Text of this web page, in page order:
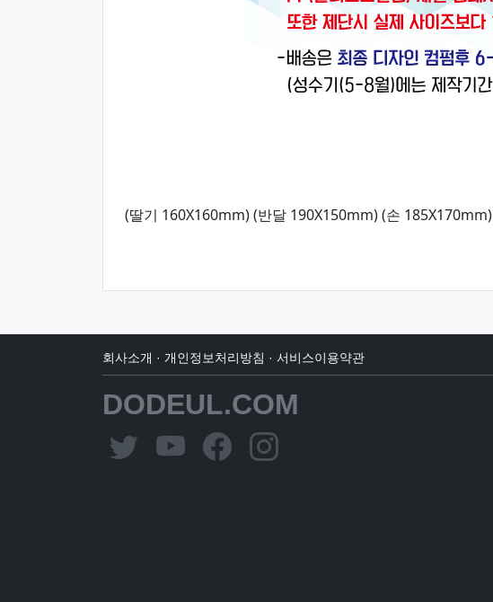
(딸기 160X160mm) (반달 190X150mm) (손 185X170mm)
회사소개 · 개인정보처리방침 · 서비스이용약관
DODEUL.COM